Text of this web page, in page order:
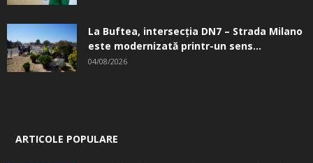
La Buftea, intersecţia DN7 – Strada Milano
este modernizată printr-un sens...
04/08/2026
ARTICOLE POPULARE